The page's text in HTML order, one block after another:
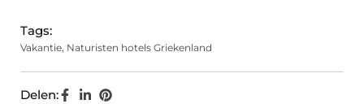
Tags:
Vakantie, Naturisten hotels Griekenland
Delen: